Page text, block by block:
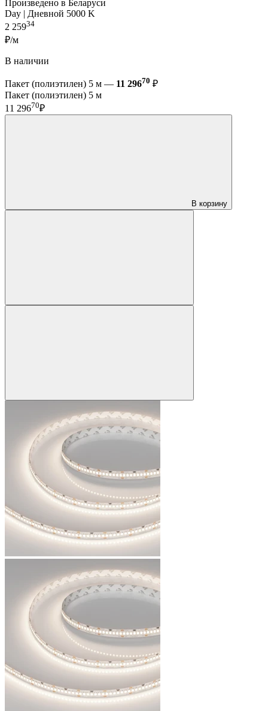
Произведено в Беларуси
Day | Дневной 5000 K
2 25934
₽/м
В наличии
Пакет (полиэтилен) 5 м — 11 29670 ₽
Пакет (полиэтилен) 5 м
11 29670₽
В корзину